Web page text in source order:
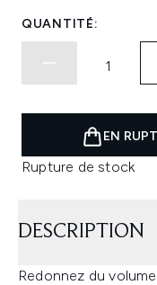
QUANTITÉ:
EN
Rupture de stock
DESCRIPTION
Redonnez du